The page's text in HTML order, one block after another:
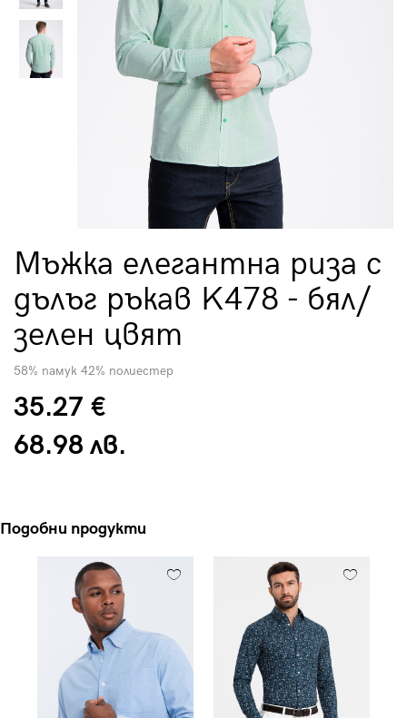
Мъжка елегантна риза с
дълъг ръкав K478 - бял/
зелен цвят
58% памук 42% полиестер
35.27 €
68.98 лв.
Подобни продукти